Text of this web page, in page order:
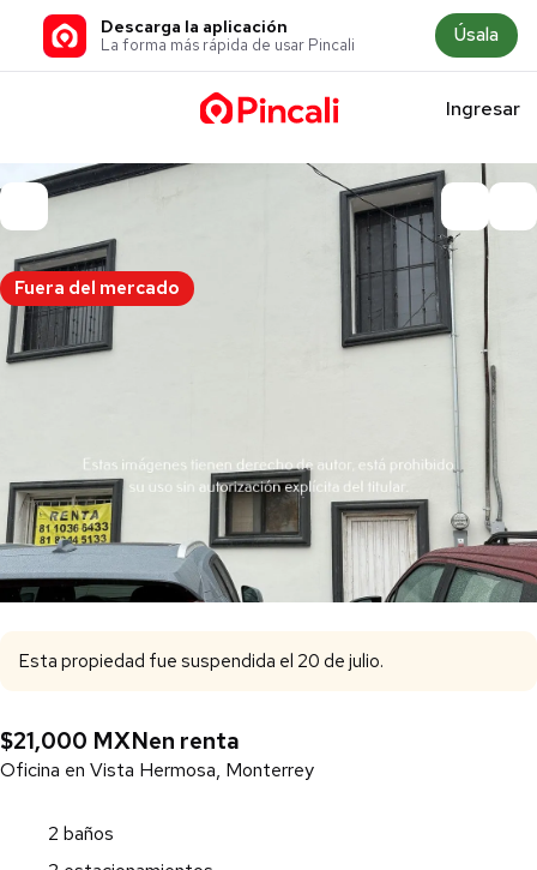
Descarga la aplicación
La forma más rápida de usar Pincali Úsala
Ingresar
Fuera del mercado
Esta propiedad fue suspendida el 20 de julio.
$21,000 MXNen renta
Oficina en Vista Hermosa, Monterrey
2 baños